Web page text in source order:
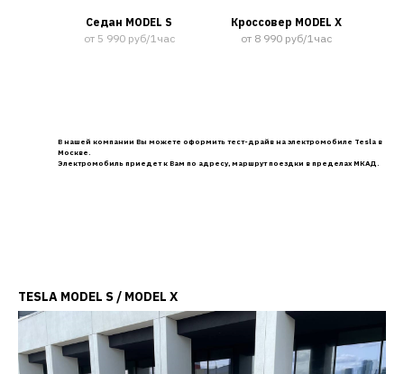
Седан MODEL S
от 5 990 руб/1час
Кроссовер MODEL X
от 8 990 руб/1час
В нашей компании Вы можете оформить тест-драйв на электромобиле Tesla в
Москве.
Электромобиль приедет к Вам по адресу, маршрут поездки в пределах МКАД.
TESLA MODEL S / MODEL X